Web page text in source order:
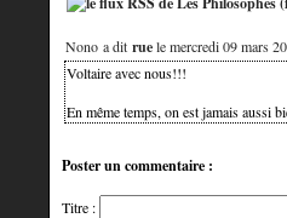
Nono a dit ruele mercredi 09 mars
Voltaire avec nous!!!
En même temps, on est jamais aussi
Poster un commentaire :
Titre :